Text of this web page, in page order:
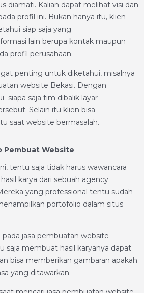
diamati. Kalian dapat melihat visi dan
profil ini. Bukan hanya itu, klien
siap saja yang
lain berupa kontak maupun
profil perusahaan.
penting untuk diketahui, misalnya
website Bekasi. Dengan
siapa saja tim dibalik layar
Selain itu klien bisa
saat website bermasalah.
Pembuat Website
tentu saja tidak harus wawancara
karya dari sebuah agency
yang professional tentu sudah
portofolio dalam situs
pada jasa pembuatan website
saja membuat hasil karyanya dapat
bisa memberikan gambaran apakah
yang ditawarkan.